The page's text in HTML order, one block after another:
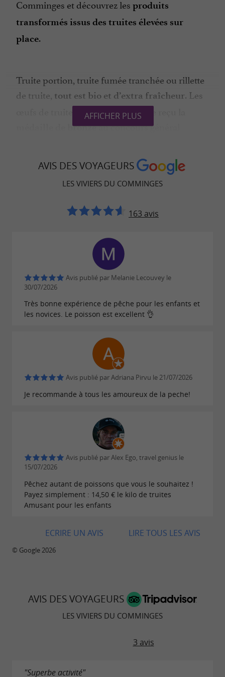
Comminges et découvrez les produits
transformés issus des truites élevées sur
place.
Truite portion, truite fumée tranchée ou rillette
de truite, tout est bio et d’extra fraîcheur. Les
œufs de truite perle d’or ont même reçu la
médaille de bronzeau concours général
En vente directeà la pisciculture, les truites se
retrouvent également dans quelques
à moins de 10 minutes d’Antignac,
à tout moment de l’année, sauf en
Le petit plus:Des visites guidées et des pêches
à la truite organisées à la ferme.
AFFICHER PLUS
AVIS DES VOYAGEURS
LES VIVIERS DU COMMINGES
163 avis
Avis publié par Melanie Lecouvey le
30/07/2026
Très bonne expérience de pêche pour les enfants et
les novices. Le poisson est excellent 👌
Avis publié par Adriana Pirvu le 21/07/2026
Je recommande à tous les amoureux de la peche!
Avis publié par Alex Ego, travel genius le
15/07/2026
Pêchez autant de poissons que vous le souhaitez !
Payez simplement : 14,50 € le kilo de truites
Amusant pour les enfants
LIRE TOUS LES AVIS
ECRIRE UN AVIS
© Google 2026
AVIS DES VOYAGEURS
LES VIVIERS DU COMMINGES
3 avis
"Superbe activité"